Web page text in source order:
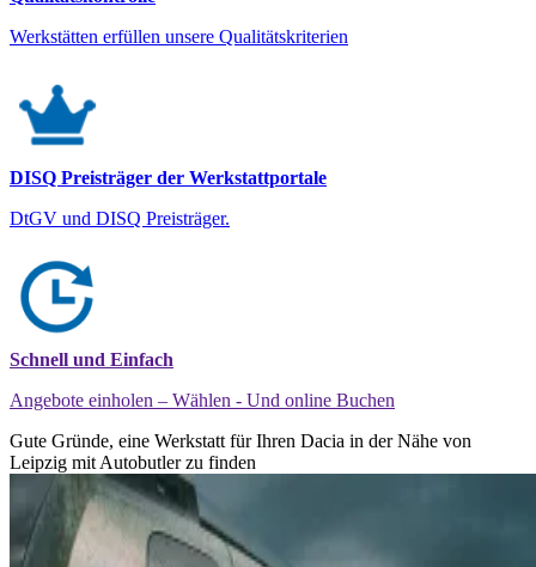
Werkstätten erfüllen unsere Qualitätskriterien
DISQ Preisträger der Werkstattportale
DtGV und DISQ Preisträger.
Schnell und Einfach
Angebote einholen – Wählen - Und online Buchen
Gute Gründe, eine Werkstatt für Ihren Dacia in der Nähe von
Leipzig mit Autobutler zu finden